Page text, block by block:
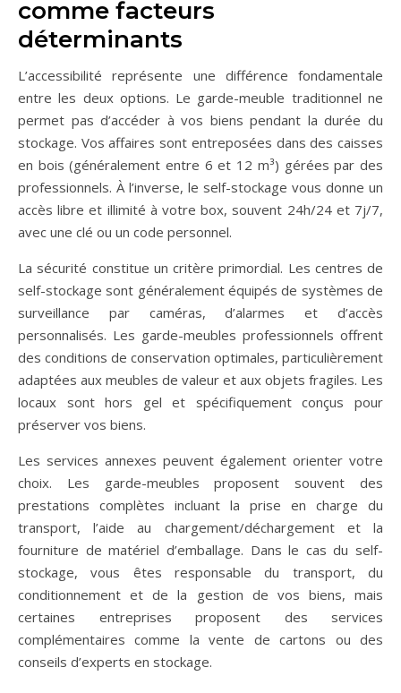
comme facteurs
déterminants
L’accessibilité représente une différence fondamentale
entre les deux options. Le garde-meuble traditionnel ne
permet pas d’accéder à vos biens pendant la durée du
stockage. Vos affaires sont entreposées dans des caisses
en bois (généralement entre 6 et 12 m³) gérées par des
professionnels. À l’inverse, le self-stockage vous donne un
accès libre et illimité à votre box, souvent 24h/24 et 7j/7,
avec une clé ou un code personnel.
La sécurité constitue un critère primordial. Les centres de
self-stockage sont généralement équipés de systèmes de
surveillance par caméras, d’alarmes et d’accès
personnalisés. Les garde-meubles professionnels offrent
des conditions de conservation optimales, particulièrement
adaptées aux meubles de valeur et aux objets fragiles. Les
locaux sont hors gel et spécifiquement conçus pour
préserver vos biens.
Les services annexes peuvent également orienter votre
choix. Les garde-meubles proposent souvent des
prestations complètes incluant la prise en charge du
transport, l’aide au chargement/déchargement et la
fourniture de matériel d’emballage. Dans le cas du self-
stockage, vous êtes responsable du transport, du
conditionnement et de la gestion de vos biens, mais
certaines entreprises proposent des services
complémentaires comme la vente de cartons ou des
conseils d’experts en stockage.